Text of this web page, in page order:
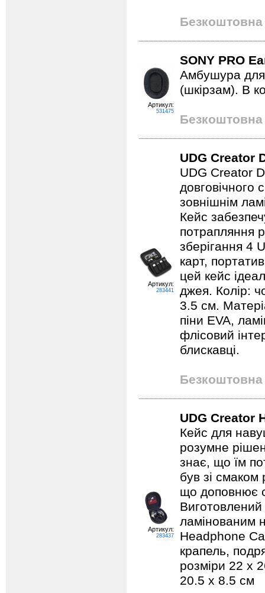
Безкоштовна
Артикул:
531475
SONY PRO
Амбушура
(шкірзам). В
Безкоштовна
Артикул:
283441
UDG Creator
UDG Creator
довговічного
зовнішнім
Кейс
потрапляння
зберігання 4
карт,
цей кейс
джея. Колір:
3.5 см.
піни EVA,
флісовий
блискавці.
Безкоштовна
Артикул:
283437
UDG Creator
Кейс для
розумне
знає, що їм
був зі смаком
що доповнює
ламінованим
Headphone
крапель,
розміри 22 x
20.5 x 8.5 см